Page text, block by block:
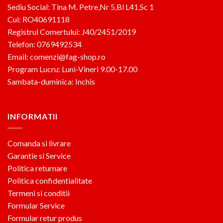
Sediu Social: Tina M. Petre,Nr 5,Bl L41,Sc 1
Cui: RO40691118
Registrul Comertului: J40/2451/2019
Telefon: 0769492534
Email: comenzi@fag-shop.ro
Program Lucru: Luni-Vineri 9.00-17.00
Sambata-duminica: Inchis
INFORMATII
Comanda si livrare
Garantie si Service
Politica returnare
Politica confidentialitate
Termeni si conditii
Formular Service
Formular retur produs